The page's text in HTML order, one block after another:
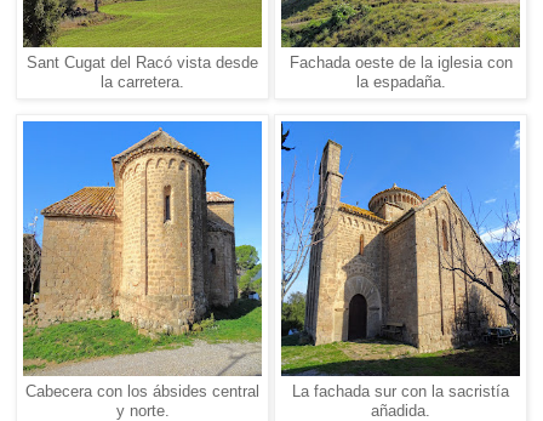
Sant Cugat del Racó vista desde
la carretera.
Fachada oeste de la iglesia con
la espadaña.
Cabecera con los ábsides central
y norte.
La fachada sur con la sacristía
añadida.